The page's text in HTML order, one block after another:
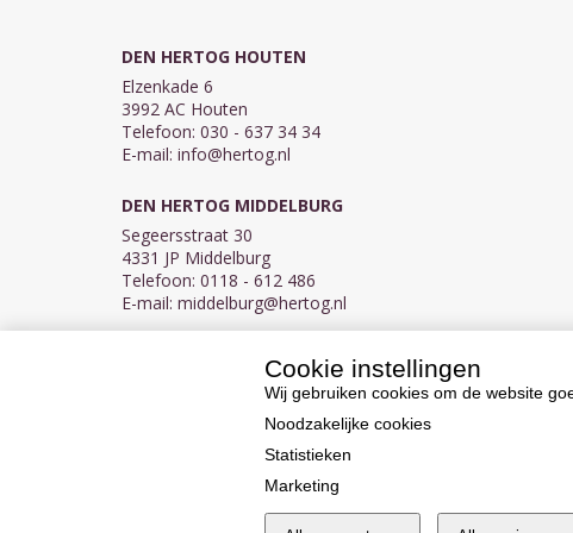
DEN HERTOG HOUTEN
Elzenkade 6
3992 AC Houten
Telefoon: 030 - 637 34 34
E-mail: info@hertog.nl
DEN HERTOG MIDDELBURG
Segeersstraat 30
4331 JP Middelburg
Telefoon: 0118 - 612 486
E-mail: middelburg@hertog.nl
BTW NL007450242B03
Cookie instellingen
Wij gebruiken cookies om de website
Noodzakelijke cookies
Statistieken
Marketing